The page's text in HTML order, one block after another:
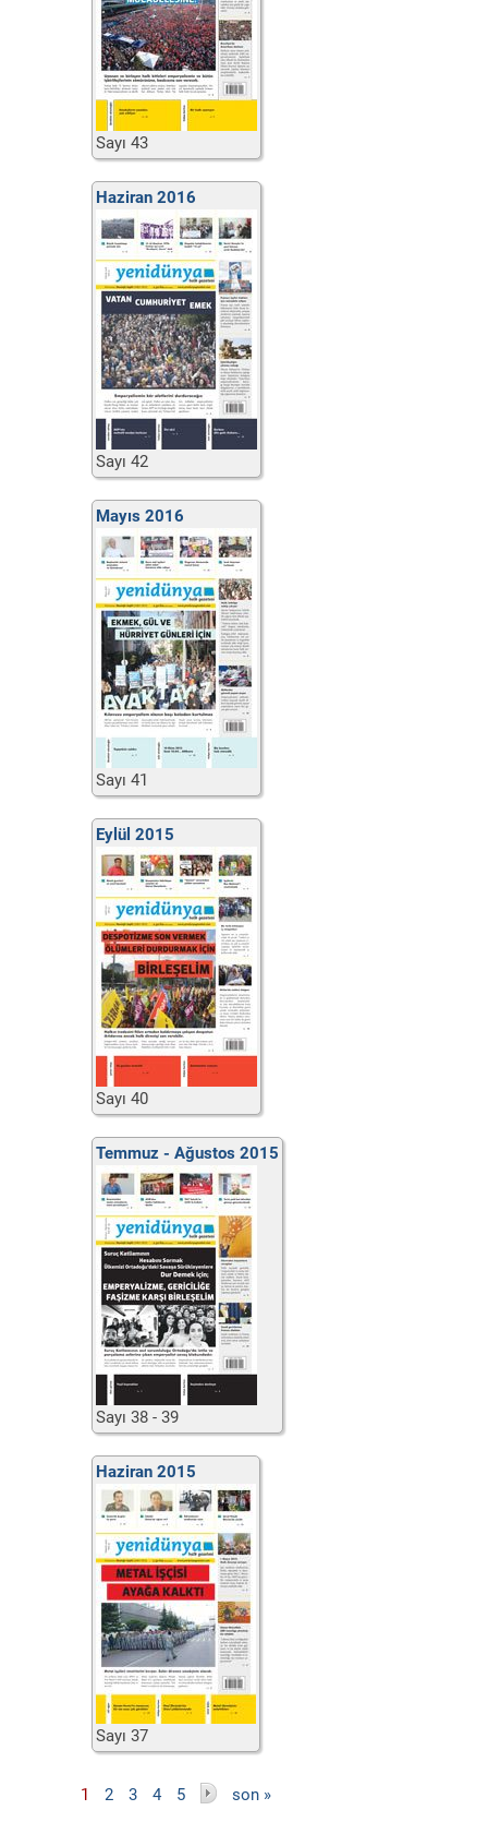
Sayı 43
Haziran 2016
Sayı 42
Mayıs 2016
Sayı 41
Eylül 2015
Sayı 40
Temmuz - Ağustos 2015
Sayı 38 - 39
Haziran 2015
Sayı 37
1 2 3 4 5 son »